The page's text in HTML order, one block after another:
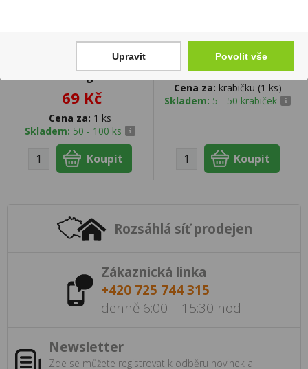
kalamáry ve
slunečnicovém oleji
111g
69 Kč
Cena za: 1 ks
Skladem: 50 - 100 ks
Clasic 5ks
79 Kč
Cena za: krabičku (1 ks)
Skladem: 5 - 50 krabiček
Rozsáhlá síť prodejen
Zákaznická linka
+420 725 744 315
denně 6:00 – 15:30 hod
Newsletter
Zde se můžete registrovat k odběru novinek a
Upravit Povolit vše